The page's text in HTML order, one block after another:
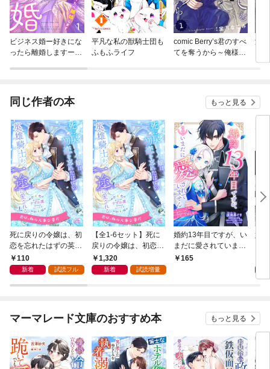
ビジネス婚ー好きにな
ったら離婚しますー
平凡な私の獣騎士団も
ふもふライフ
comic Berry’s君のすべ
てを奪うから～俺様C
海
ん
同じ作者の本 もっと見る
死に戻りの令嬢は、初
恋を忘れたはずの英雄
騎士から一途に愛され
る【１】
110
新着 試読フル
【全1-6セット】死に
戻りの令嬢は、初恋を
忘れたはずの英雄騎士
から一途に愛される
1,320
新着 試読増量
婚約13年目ですが、い
まだに愛されていませ
ん～愛されたい王女と
165
婚
愛
次
マーマレード文庫のおすすめ本 もっと見る